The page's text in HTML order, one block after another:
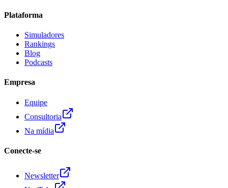
Plataforma
Simuladores
Rankings
Blog
Podcasts
Empresa
Equipe
Consultoria
Na mídia
Conecte-se
Newsletter